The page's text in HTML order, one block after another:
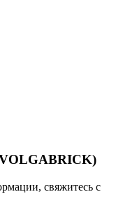
свяжитесь с